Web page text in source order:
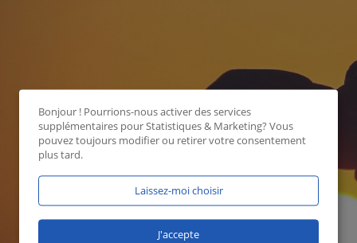
Bonjour ! Pourrions-nous activer des services
supplémentaires pourStatistiques & Marketing? Vous
pouvez toujours modifier ou retirer votre consentement
plus tard.
Laissez-moi choisir
J'accepte